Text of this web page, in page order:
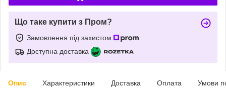
Що таке купити з Пром?
Замовлення під захистом
Доступна доставка
Опис Характеристики Доставка Оплата Умови